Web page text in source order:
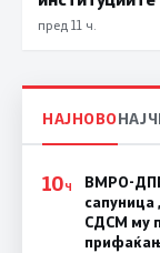
пред 11 ч.
НАЈНОВО
10Ч
ВМРО-
сапуница
СДСМ му